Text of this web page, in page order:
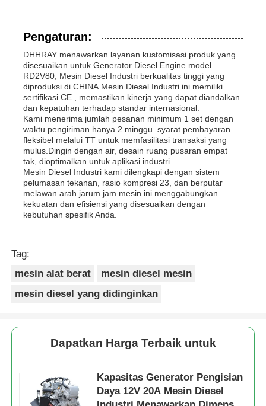
Pengaturan:
DHHRAY menawarkan layanan kustomisasi produk yang
disesuaikan untuk Generator Diesel Engine model
RD2V80, Mesin Diesel Industri berkualitas tinggi yang
diproduksi di CHINA.Mesin Diesel Industri ini memiliki
sertifikasi CE., memastikan kinerja yang dapat diandalkan
dan kepatuhan terhadap standar internasional.
Kami menerima jumlah pesanan minimum 1 set dengan
waktu pengiriman hanya 2 minggu. syarat pembayaran
fleksibel melalui TT untuk memfasilitasi transaksi yang
mulus.Dingin dengan air, desain ruang pusaran empat
tak, dioptimalkan untuk aplikasi industri.
Mesin Diesel Industri kami dilengkapi dengan sistem
pelumasan tekanan, rasio kompresi 23, dan berputar
melawan arah jarum jam.mesin ini menggabungkan
kekuatan dan efisiensi yang disesuaikan dengan
kebutuhan spesifik Anda.
Tag:
mesin alat berat
mesin diesel mesin
mesin diesel yang didinginkan
Dapatkan Harga Terbaik untuk
Kapasitas Generator Pengisian
Daya 12V 20A Mesin Diesel